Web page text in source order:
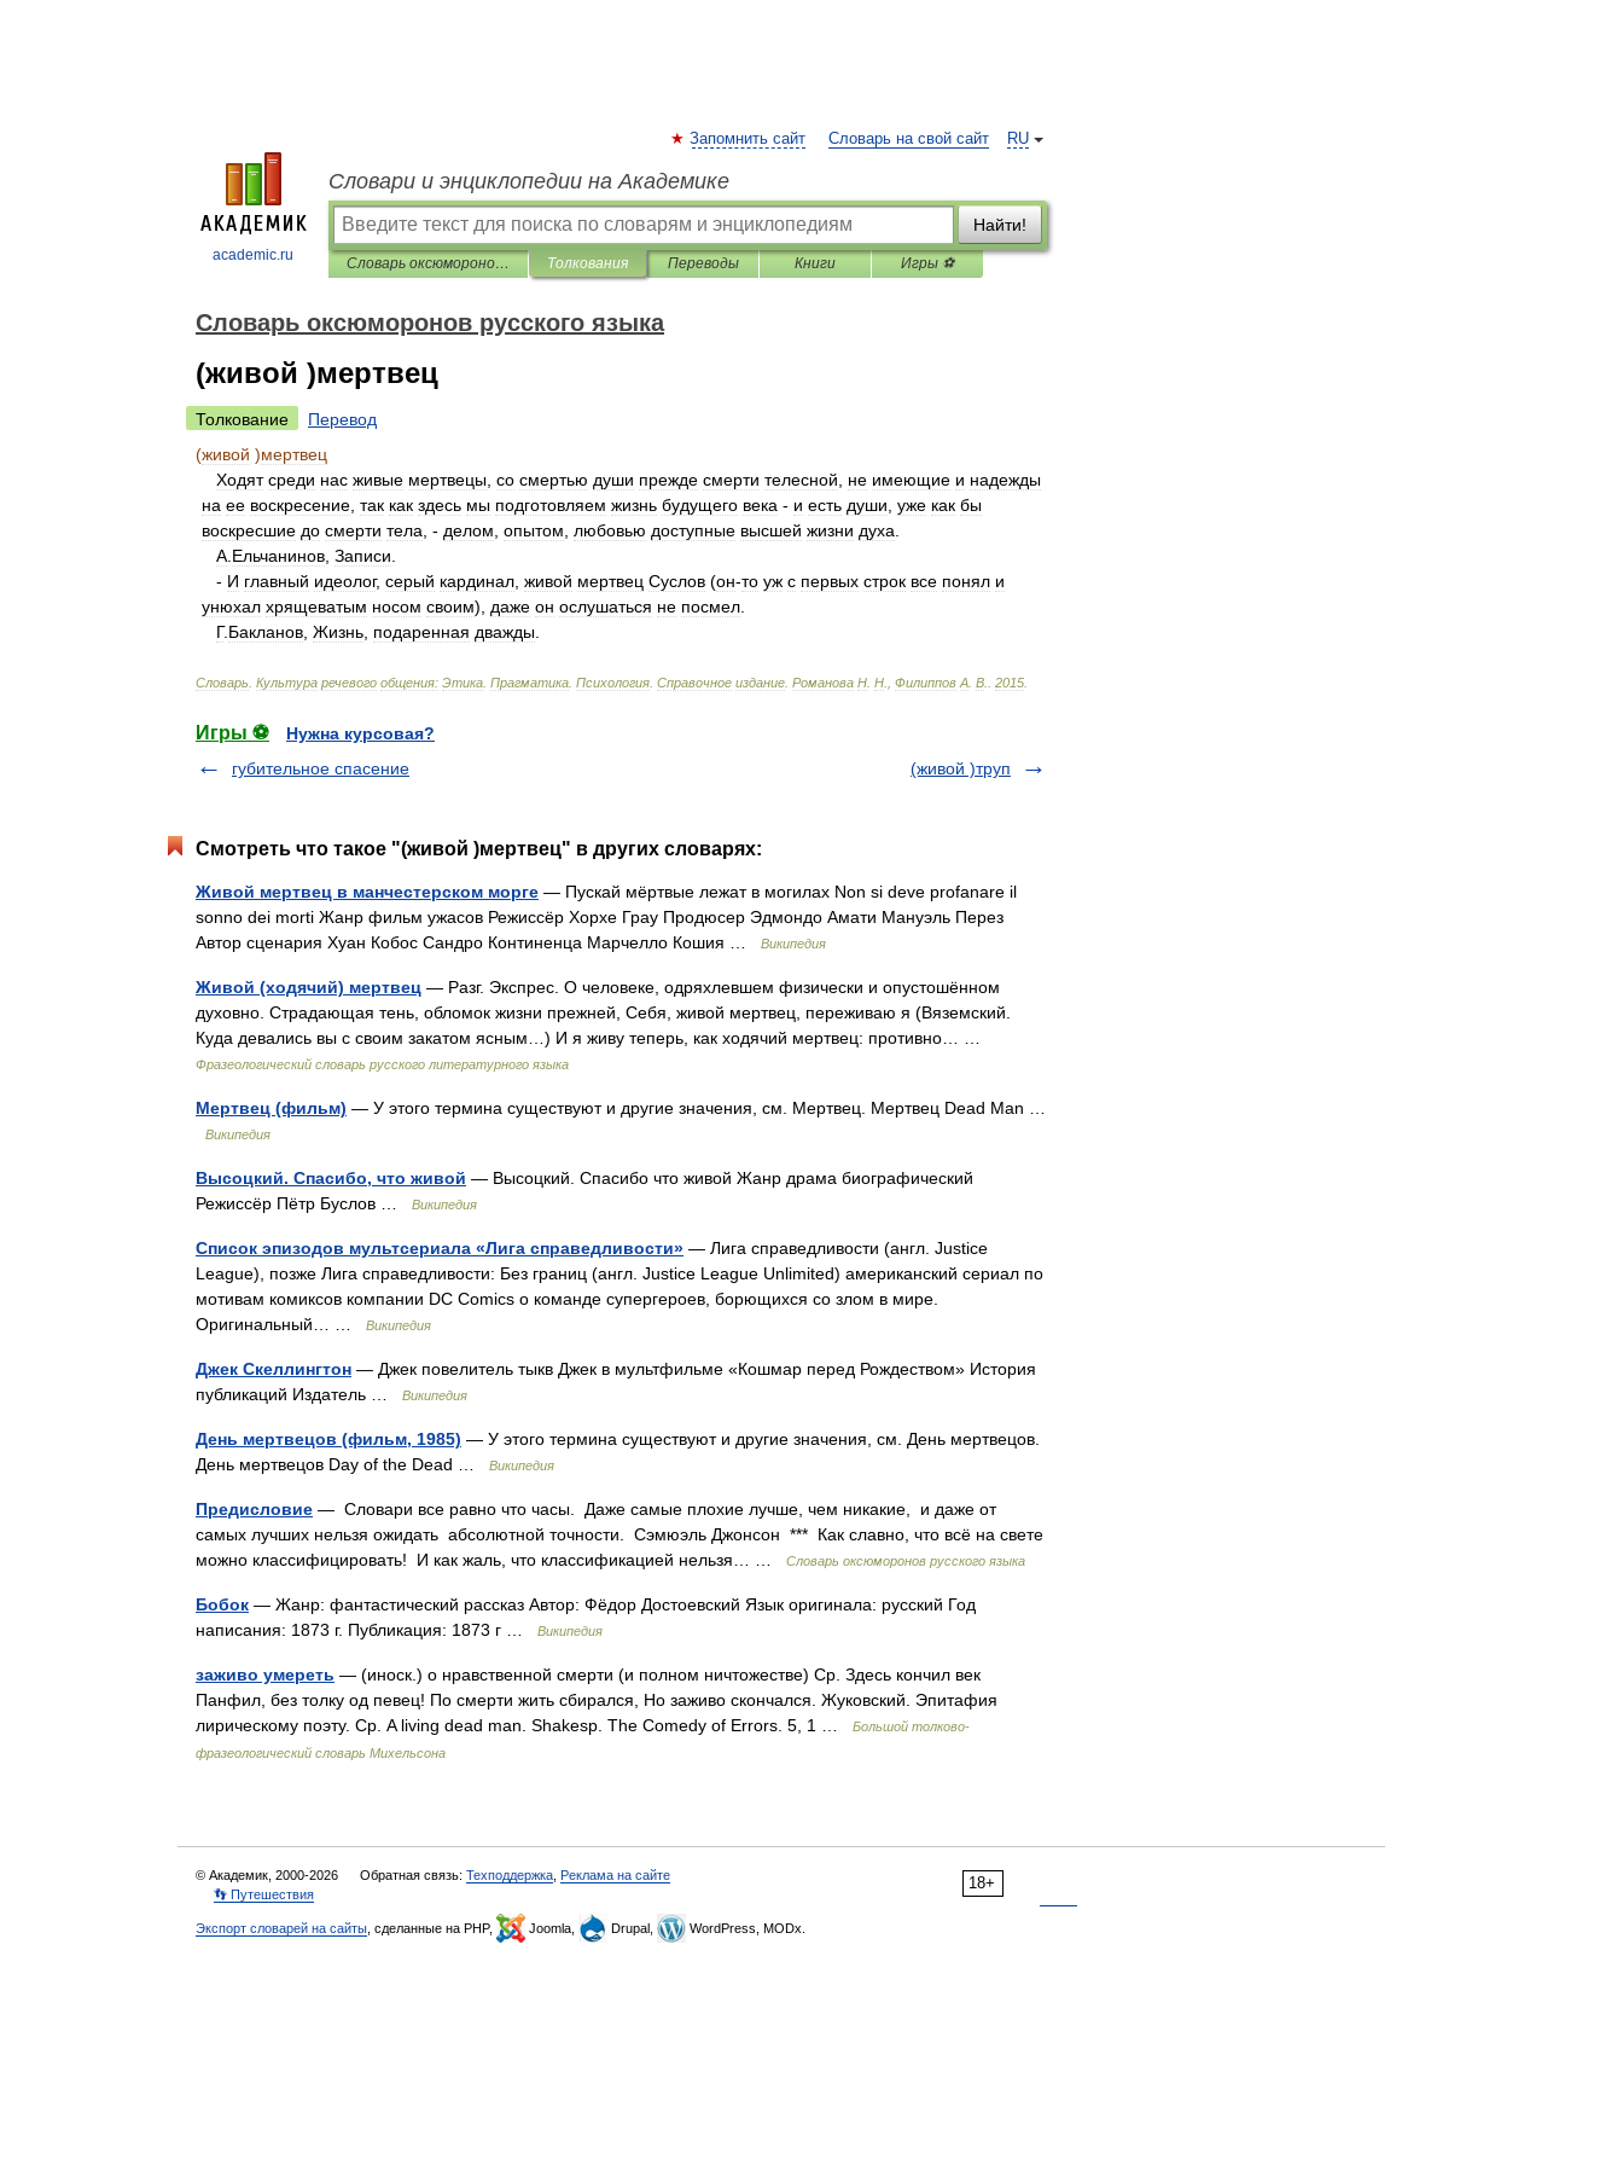
academic.ru
RU
Запомнить сайт Словарь на свой сайт
Словари и энциклопедии на Академике
Найти!
Словарь оксюморонов русского языка Толкования Переводы Книги Игры ⚽
Словарь оксюморонов русского языка
(живой )мертвец
Толкование
Перевод
(живой )мертвец
Ходят среди нас живые мертвецы со смертью души прежде смерти телесной не имеющие и надежды
на ее воскресение так как здесь мы подготовляем жизнь будущего века - и есть души уже как бы
воскресшие до смерти тела , - делом опытом любовью доступные высшей жизни духа
А Ельчанинов Записи
- И главный идеолог, серый кардинал живой мертвец Суслов (он-то уж с первых строк все понял и
унюхал хрящеватым носом своим), даже он ослушаться не посмел
Г.Бакланов Жизнь подаренная дважды
Словарь Культура речевого общения: Этика Прагматика Психология Справочное издание Романова Н Н Филиппов А В 2015
Игры ⚽
Нужна курсовая?
губительное спасение
(живой )труп
Смотреть что такое "(живой )мертвец" в других словарях:
Живой мертвец в манчестерском морге — Пускай мёртвые лежат в могилах Non si deve profanare il
sonno dei morti Жанр фильм ужасов Режиссёр Хорхе Грау Продюсер Эдмондо Амати Мануэль Перез
Автор сценария Хуан Кобос Сандро Континенца Марчелло Кошия …
Википедия
Живой (ходячий) мертвец — Разг. Экспрес. О человеке, одряхлевшем физически и опустошённом
духовно. Страдающая тень, обломок жизни прежней, Себя, живой мертвец, переживаю я (Вяземский.
Куда девались вы с своим закатом ясным…) И я живу теперь, как ходячий мертвец: противно… …
Фразеологический словарь русского литературного языка
Мертвец (фильм) — У этого термина существуют и другие значения, см. Мертвец. Мертвец Dead Man …
Википедия
Высоцкий. Спасибо, что живой — Высоцкий. Спасибо что живой Жанр драма биографический
Режиссёр Пётр Буслов …
Википедия
Список эпизодов мультсериала «Лига справедливости» — Лига справедливости (англ. Justice
League), позже Лига справедливости: Без границ (англ. Justice League Unlimited) американский сериал по
мотивам комиксов компании DC Comics о команде супергероев, борющихся со злом в мире.
Оригинальный… …
Википедия
Джек Скеллингтон — Джек повелитель тыкв Джек в мультфильме «Кошмар перед Рождеством» История
публикаций Издатель …
Википедия
День мертвецов (фильм, 1985) — У этого термина существуют и другие значения, см. День мертвецов.
День мертвецов Day of the Dead …
Википедия
Предисловие — Словари все равно что часы. Даже самые плохие лучше, чем никакие, и даже от
самых лучших нельзя ожидать абсолютной точности. Сэмюэль Джонсон *** Как славно, что всё на свете
можно классифицировать! И как жаль, что классификацией нельзя… …
Словарь оксюморонов русского языка
Бобок — Жанр: фантастический рассказ Автор: Фёдор Достоевский Язык оригинала: русский Год
написания: 1873 г. Публикация: 1873 г …
Википедия
заживо умереть — (иноск.) о нравственной смерти (и полном ничтожестве) Ср. Здесь кончил век
Панфил, без толку од певец! По смерти жить сбирался, Но заживо скончался. Жуковский. Эпитафия
лирическому поэту. Ср. A living dead man. Shakesp. The Comedy of Errors. 5, 1 …
Большой толково-
фразеологический словарь Михельсона
18+
© Академик, 2000-2026 Обратная связь: Техподдержка Реклама на сайте
👣 Путешествия
Экспорт словарей на сайты , сделанные на PHP, Joomla, Drupal, WordPress, MODx.